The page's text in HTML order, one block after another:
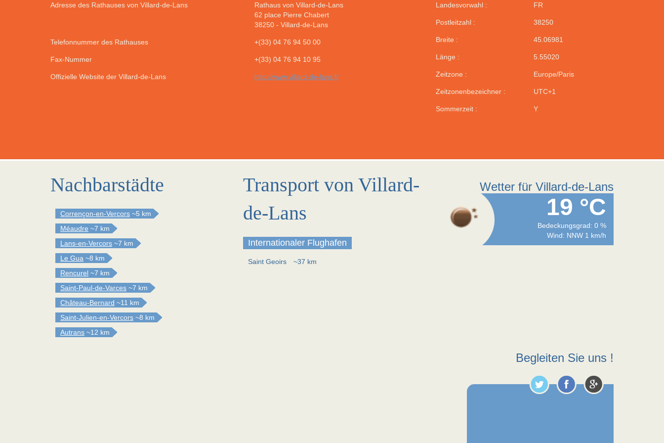
Adresse des Rathauses von Villard-de-Lans
Rathaus von Villard-de-Lans
62 place Pierre Chabert
38250- Villard-de-Lans
Telefonnummer des Rathauses +(33) 04 76 94 50 00
Fax-Nummer +(33) 04 76 94 10 95
Offizielle Website der Villard-de-Lans http://www.villard-de-lans.fr
Landesvorwahl : FR
Postleitzahl : 38250
Breite : 45.06981
Länge : 5.55020
Zeitzone : Europe/Paris
Zeitzonenbezeichner : UTC+1
Sommerzeit : Y
Nachbarstädte
Corrençon-en-Vercors ~5 km
Méaudre ~7 km
Lans-en-Vercors ~7 km
Le Gua ~8 km
Rencurel ~7 km
Saint-Paul-de-Varces ~7 km
Château-Bernard ~11 km
Saint-Julien-en-Vercors ~8 km
Autrans ~12 km
Transport von Villard-
de-Lans
Internationaler Flughafen
Saint Geoirs ~37 km
Wetter für Villard-de-Lans
19 °C
Bedeckungsgrad: 0 %
Wind: NNW 1 km/h
Begleiten Sie uns !